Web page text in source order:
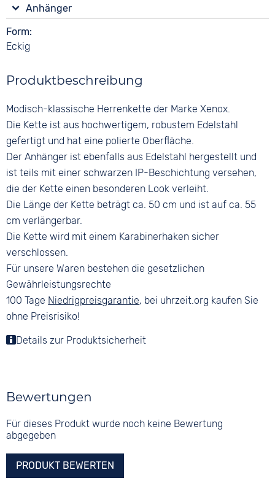
Anhänger
Form
Eckig
Produktbeschreibung
Modisch-klassische Herrenkette der Marke Xenox.
Die Kette ist aus hochwertigem, robustem Edelstahl
gefertigt und hat eine polierte Oberfläche.
Der Anhänger ist ebenfalls aus Edelstahl hergestellt und
ist teils mit einer schwarzen IP-Beschichtung versehen,
die der Kette einen besonderen Look verleiht.
Die Länge der Kette beträgt ca. 50 cm und ist auf ca. 55
cm verlängerbar.
Die Kette wird mit einem Karabinerhaken sicher
verschlossen.
Für unsere Waren bestehen die gesetzlichen
Gewährleistungsrechte
100 Tage Niedrigpreisgarantie, bei uhrzeit.org kaufen Sie
ohne Preisrisiko!
Details zur Produktsicherheit
Bewertungen
Für dieses Produkt wurde noch keine Bewertung
abgegeben
PRODUKT BEWERTEN